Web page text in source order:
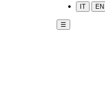
IT EN
☰